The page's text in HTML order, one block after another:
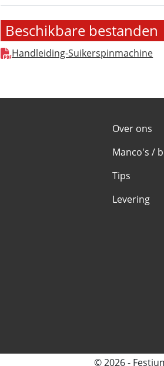
Beschikbare bestanden
Handleiding-Suikerspinmachine
Over ons
Manco's /
Tips
Levering
© 2026 -